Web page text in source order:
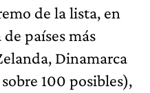
de la lista, en
países más
Dinamarca
100 posibles),